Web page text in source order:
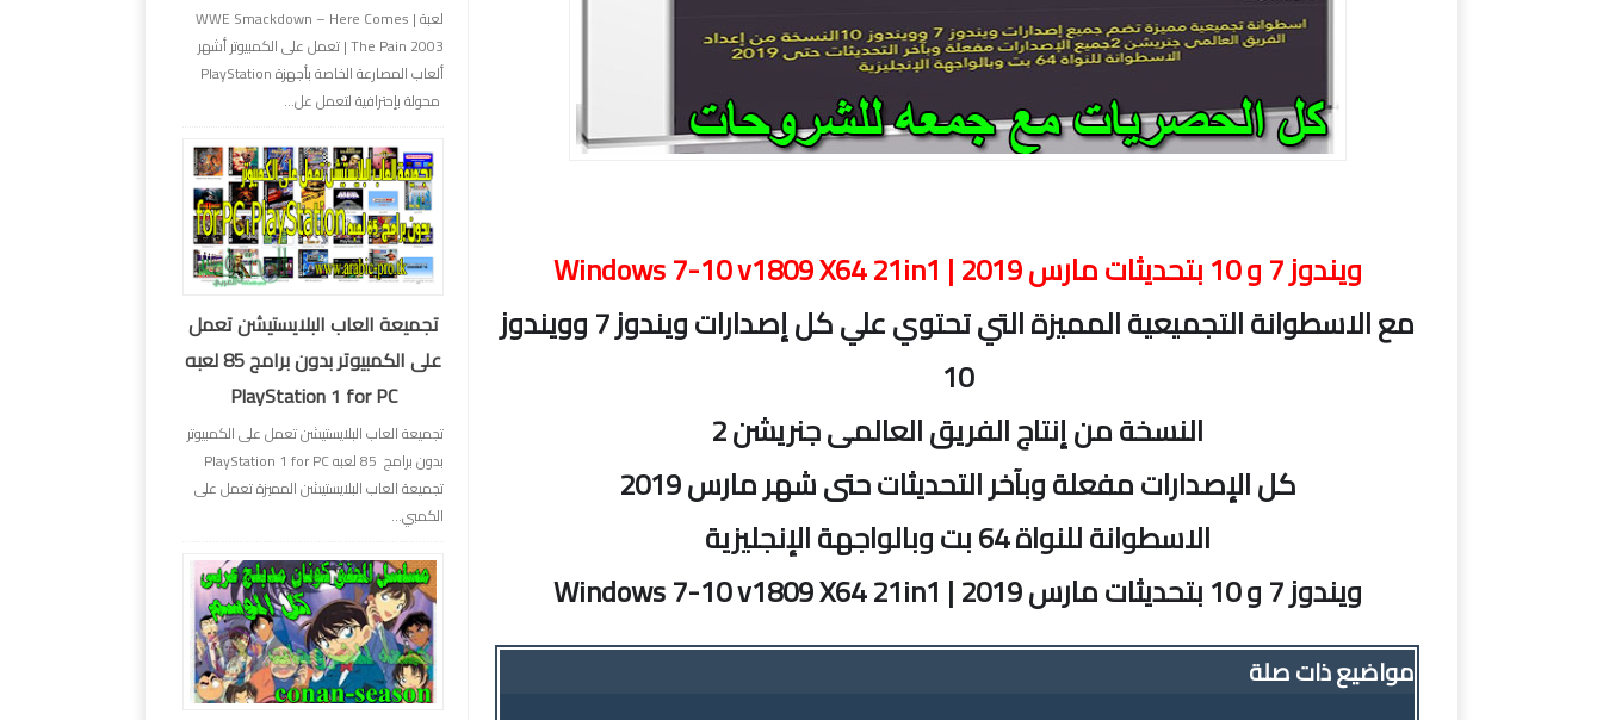
ويندوز 7 و 10 بتحديثات مارس 2019 | Windows 7-10 v1809 X64 21in1
مع الاسطوانة التجميعية المميزة التي تحتوي علي كل إصدارات ويندوز 7 وويندوز
10
النسخة من إنتاج الفريق العالمى جنريشن 2
كل الإصدارات مفعلة وبآخر التحديثات حتى شهر مارس 2019
الاسطوانة للنواة 64 بت وبالواجهة الإنجليزية
ويندوز 7 و 10 بتحديثات مارس 2019 | Windows 7-10 v1809 X64 21in1
مواضيع ذات صلة
لعبة | WWE Smackdown – Here Comes
The Pain 2003 | تعمل على الكمبيوتر أشهر
ألعاب المصارعة الخاصة بأجهزة PlayStation
محولة بإحترافية لتعمل عل...
تجميعة العاب البلايستيشن تعمل
على الكمبيوتر بدون برامج 85 لعبه
PlayStation 1 for PC
تجميعة العاب البلايستيشن تعمل على الكمبيوتر
بدون برامج 85 لعبه PlayStation 1 for PC
تجميعة العاب البلايستيشن المميزة تعمل على
الكمبي...